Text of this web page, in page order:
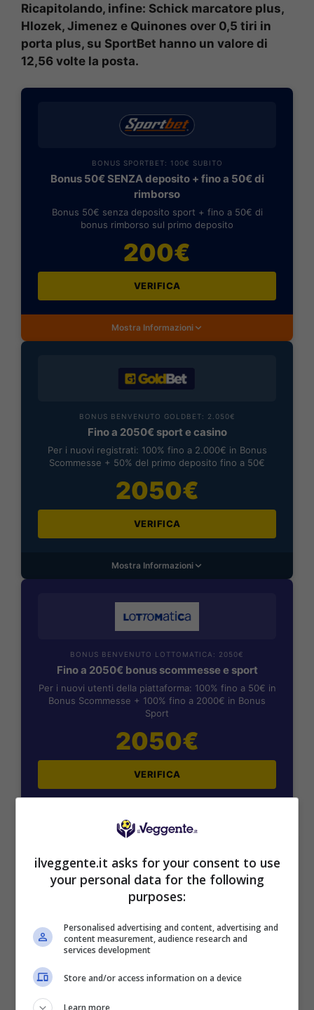
Ricapitolando, infine: Schick marcatore plus,
Hlozek, Jimenez e Quinones over 0,5 tiri in
porta plus, su SportBet hanno un valore di
12,56 volte la posta.
BONUS SPORTBET: 100€ SUBITO
Bonus 50€ SENZA deposito + fino a 50€ di
rimborso
Bonus 50€ senza deposito sport + fino a 50€ di
bonus rimborso sul primo deposito
200€
VERIFICA
Mostra Informazioni
BONUS BENVENUTO GOLDBET: 2.050€
Fino a 2050€ sport e casino
Per i nuovi registrati: 100% fino a 2.000€ in Bonus
Scommesse + 50% del primo deposito fino a 50€
2050€
VERIFICA
Mostra Informazioni
BONUS BENVENUTO LOTTOMATICA: 2050€
Fino a 2050€ bonus scommesse e sport
Per i nuovi utenti della piattaforma: 100% fino a 50€ in
Bonus Scommesse + 100% fino a 2000€ in Bonus
Sport
2050€
VERIFICA
SNAI
50% sul deposito fino a 50€
1000€
ilveggente.it asks for your consent to use
your personal data for the following
purposes:
Personalised advertising and content, advertising and
content measurement, audience research and
services development
Store and/or access information on a device
Learn more